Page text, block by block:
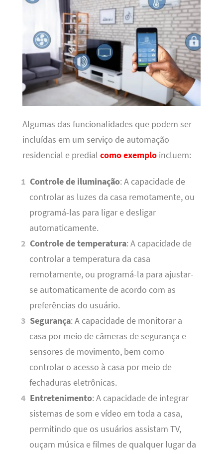
Algumas das funcionalidades que podem ser
incluídas em um serviço de automação
residencial e predial como exemploincluem:
Controle de iluminação: A capacidade de
controlar as luzes da casa remotamente, ou
programá-las para ligar e desligar
automaticamente.
Controle de temperatura: A capacidade de
controlar a temperatura da casa
remotamente, ou programá-la para ajustar-
se automaticamente de acordo com as
preferências do usuário.
Segurança: A capacidade de monitorar a
casa por meio de câmeras de segurança e
sensores de movimento, bem como
controlar o acesso à casa por meio de
fechaduras eletrônicas.
Entretenimento: A capacidade de integrar
sistemas de som e vídeo em toda a casa,
permitindo que os usuários assistam TV,
ouçam música e filmes de qualquer lugar da